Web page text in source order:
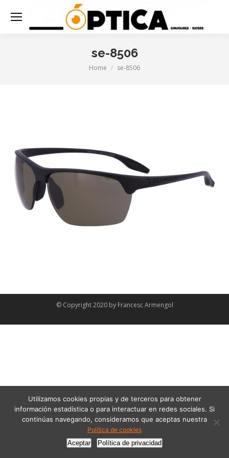
se-8506
You are here:
Home se-8506
© Copyright 2020 by Francesc Armengol
Utilizamos cookies propias y de terceros para obtener
información estadística o para interactuar en redes sociales. Si
continúas navegando, consideramos que aceptas nuestra
Política de cookies
Aceptar
Política de privacidad